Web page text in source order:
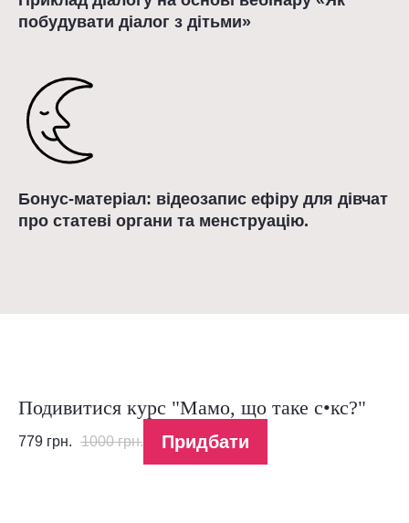
побудувати діалог з дітьми»
Бонус-матеріал: відеозапис ефіру для дівчат
про статеві органи та менструацію.
Подивитися курс "Мамо, що таке с•кс?"
779 грн. 1000 грн. Придбати